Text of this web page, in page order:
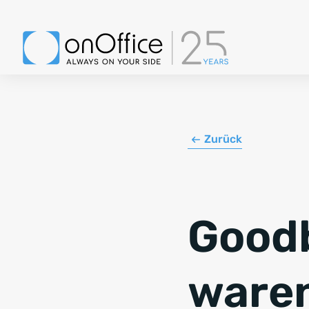
Zurück